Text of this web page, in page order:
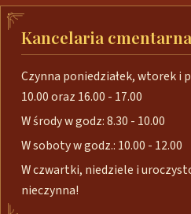
Kancelaria cmentarna
Czynna poniedziałek, wtorek i
10.00 oraz 16.00 - 17.00
W środy w godz: 8.30 - 10.00
W soboty w godz.: 10.00 - 12.00
W czwartki, niedziele i
nieczynna!